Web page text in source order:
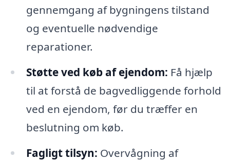
gennemgang af bygningens tilstand
og eventuelle nødvendige
reparationer.
Støtte ved køb af ejendom: Få hjælp
til at forstå de bagvedliggende forhold
ved en ejendom, før du træffer en
beslutning om køb.
Fagligt tilsyn: Overvågning af